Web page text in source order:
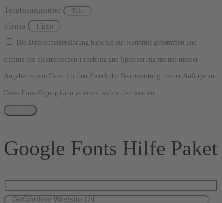
Telefonnummer
Firma
Die Datenschutzerklärung habe ich zur Kenntnis genommen und
stimme der elektronischen Erhebung und Speicherung meiner meiner
Angaben sowie Daten für den Zweck der Beantwortung meiner Anfrage zu.
Diese Einwilligung kann jederzeit widerrufen werden.
Google Fonts Hilfe Paket